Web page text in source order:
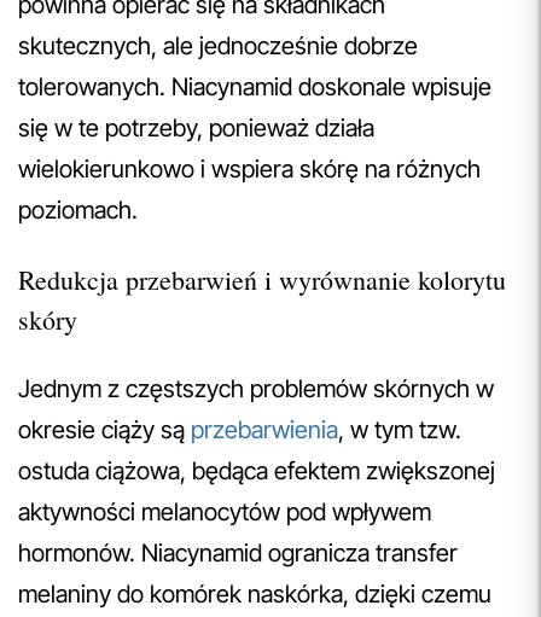
skutecznych, ale jednocześnie dobrze
tolerowanych. Niacynamid doskonale wpisuje
się w te potrzeby, ponieważ działa
wielokierunkowo i wspiera skórę na różnych
poziomach.
Redukcja przebarwień i wyrównanie kolorytu
skóry
Jednym z częstszych problemów skórnych w
okresie ciąży są przebarwienia, w tym tzw.
ostuda ciążowa, będąca efektem zwiększonej
aktywności melanocytów pod wpływem
hormonów. Niacynamid ogranicza transfer
melaniny do komórek naskórka, dzięki czemu